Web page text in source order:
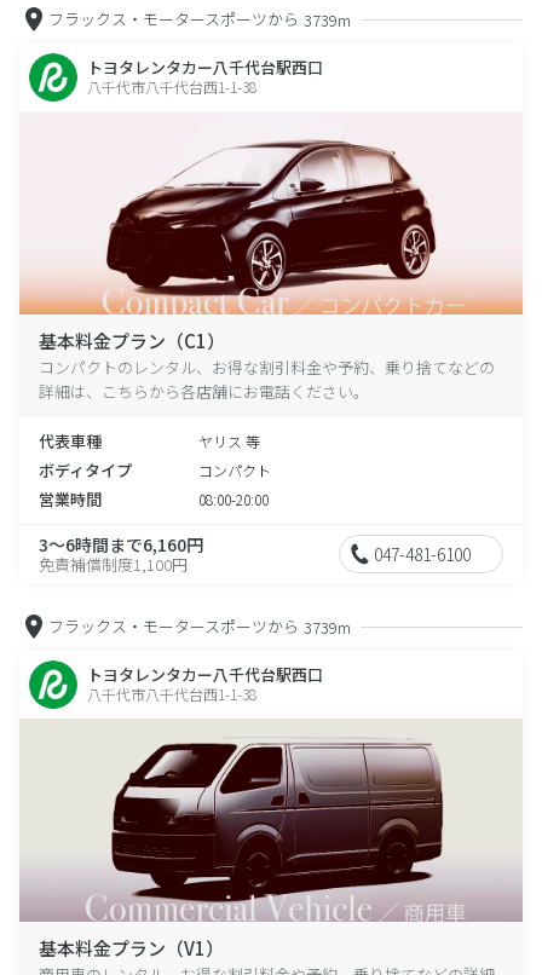
フラックス・モータースポーツから 3739m
トヨタレンタカー八千代台駅西口
八千代市八千代台西1-1-38
基本料金プラン（C1）
コンパクトのレンタル、お得な割引料金や予約、乗り捨てなどの
詳細は、こちらから各店舗にお電話ください。
代表車種 ヤリス 等
ボディタイプ コンパクト
営業時間 08:00-20:00
3～6時間まで6,160円
免責補償制度1,100円 047-481-6100
フラックス・モータースポーツから 3739m
トヨタレンタカー八千代台駅西口
八千代市八千代台西1-1-38
基本料金プラン（V1）